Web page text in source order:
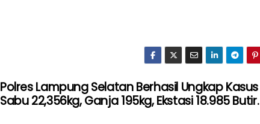
Polres Lampung Selatan Berhasil Ungkap Kasus
Sabu 22,356kg, Ganja 195kg, Ekstasi 18.985 Butir.